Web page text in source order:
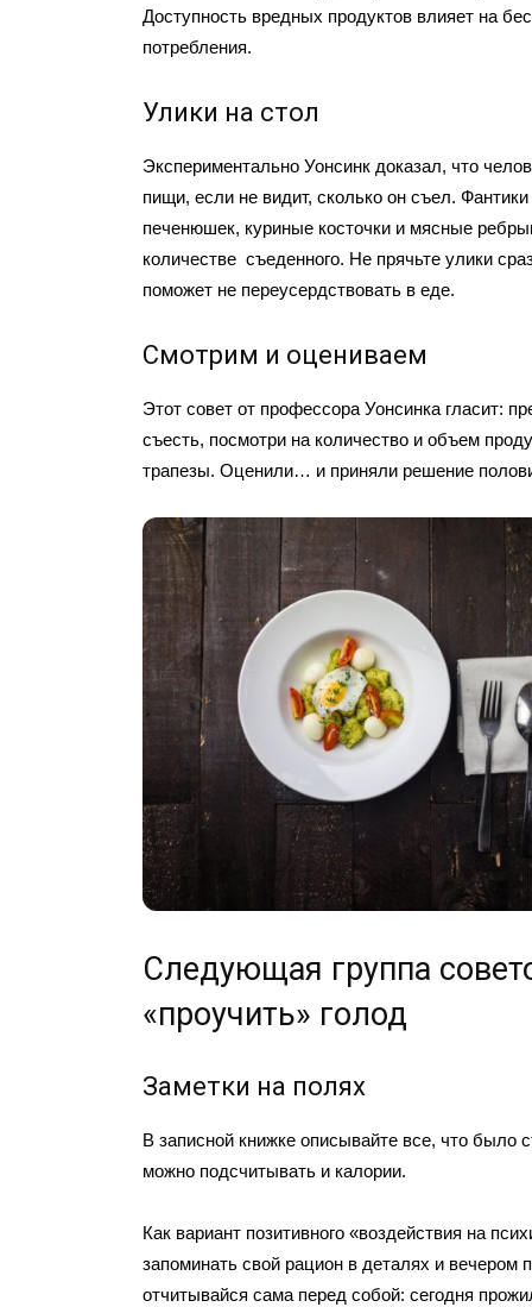
Доступность вредных продуктов влияет на
потребления.
Улики на стол
Экспериментально Уонсинк доказал, что
пищи, если не видит, сколько он съел. Фантики
печенюшек, куриные косточки и мясные
количестве съеденного. Не прячьте улики
поможет не переусердствовать в еде.
Смотрим и оцениваем
Этот совет от профессора Уонсинка гласит:
съесть, посмотри на количество и объем
трапезы. Оценили… и приняли решение
Следующая группа
«проучить» голод
Заметки на полях
В записной книжке описывайте все, что было
можно подсчитывать и калории.
Как вариант позитивного «воздействия на
запоминать свой рацион в деталях и вечером
отчитывайся сама перед собой: сегодня